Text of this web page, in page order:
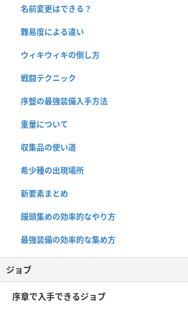
名前変更はできる？
難易度による違い
ウィキウィキの倒し方
戦闘テクニック
序盤の最強装備入手方法
重量について
収集品の使い道
希少種の出現場所
新要素まとめ
饅頭集めの効率的なやり方
最強装備の効率的な集め方
ジョブ
序章で入手できるジョブ